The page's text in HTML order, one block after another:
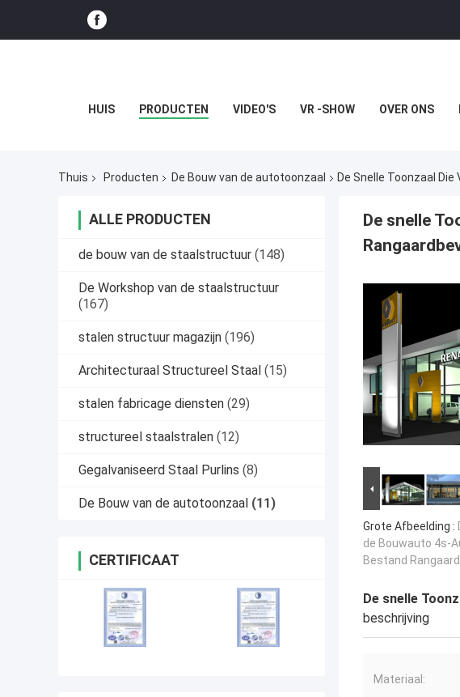
HUIS PRODUCTEN VIDEO'S VR -SHOW OVER ONS
Thuis Producten De Bouw van de autotoonzaal De Snelle Toonzaal
ALLE PRODUCTEN
de bouw van de staalstructuur (148)
De Workshop van de staalstructuur
(167)
stalen structuur magazijn (196)
Architecturaal Structureel Staal (15)
stalen fabricage diensten (29)
structureel staalstralen (12)
Gegalvaniseerd Staal Purlins (8)
De Bouw van de autotoonzaal (11)
CERTIFICAAT
De snelle
Grote Afbeelding :
de Bouwauto 4s-
Bestand
De snelle
beschrijving
Materiaal: